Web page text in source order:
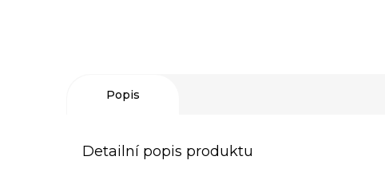
Popis
Detailní popis produktu